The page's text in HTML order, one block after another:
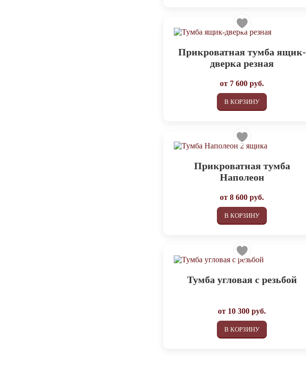
Прикроватная тумба ящик-
дверка резная
от 7 600 руб.
В КОРЗИНУ
Прикроватная тумба
Наполеон
от8 600 руб.
В КОРЗИНУ
Тумба угловая с резьбой
от 10 300 руб.
В КОРЗИНУ